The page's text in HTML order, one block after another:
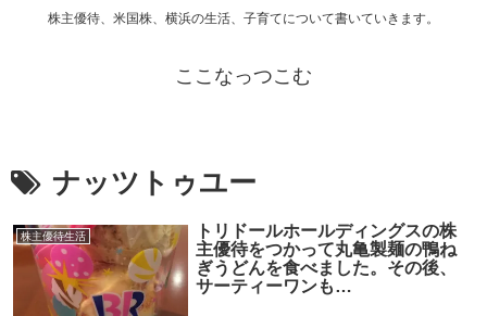
株主優待、米国株、横浜の生活、子育てについて書いていきます。
ここなっつこむ
ナッツトゥユー
株主優待生活
トリドールホールディングスの株
主優待をつかって丸亀製麺の鴨ね
ぎうどんを食べました。その後、
サーティーワンも…